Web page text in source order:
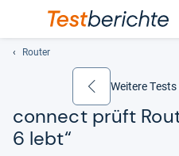
Router
connect prüft
6 lebt“
zurück Weitere